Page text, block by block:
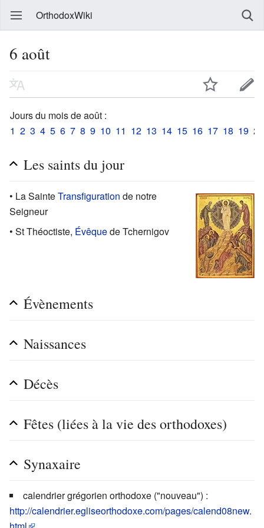
OrthodoxWiki
6 août
Jours du mois de août :
1 2 3 4 5 6 7 8 9 10 11 12 13 14 15 16 17 18 19 20
Les saints du jour
• La SainteTransfiguration de notre
Seigneur
• St Théoctiste, Évêquede Tchernigov
Évènements
Naissances
Décès
Fêtes (liées à la vie des orthodoxes)
Synaxaire
calendrier grégorien orthodoxe ("nouveau") :
http://calendrier.egliseorthodoxe.com/pages/calend08new.